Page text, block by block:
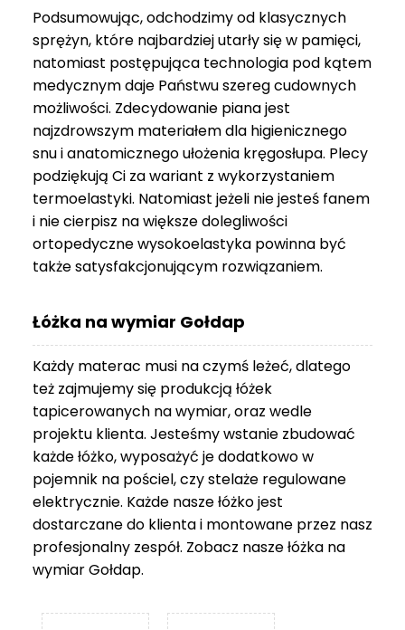
Podsumowując, odchodzimy od klasycznych
sprężyn, które najbardziej utarły się w pamięci,
natomiast postępująca technologia pod kątem
medycznym daje Państwu szereg cudownych
możliwości. Zdecydowanie piana jest
najzdrowszym materiałem dla higienicznego
snu i anatomicznego ułożenia kręgosłupa. Plecy
podziękują Ci za wariant z wykorzystaniem
termoelastyki. Natomiast jeżeli nie jesteś fanem
i nie cierpisz na większe dolegliwości
ortopedyczne wysokoelastyka powinna być
także satysfakcjonującym rozwiązaniem.
Łóżka na wymiar Gołdap
Każdy materac musi na czymś leżeć, dlatego
też zajmujemy się produkcją łóżek
tapicerowanych na wymiar, oraz wedle
projektu klienta. Jesteśmy wstanie zbudować
każde łóżko, wyposażyć je dodatkowo w
pojemnik na pościel, czy stelaże regulowane
elektrycznie. Każde nasze łóżko jest
dostarczane do klienta i montowane przez nasz
profesjonalny zespół. Zobacz naszełóżka na
wymiar Gołdap.